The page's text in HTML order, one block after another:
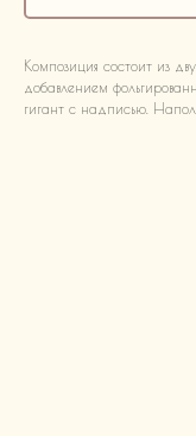
Композиция состоит из
добавлением
гигант с надписью.